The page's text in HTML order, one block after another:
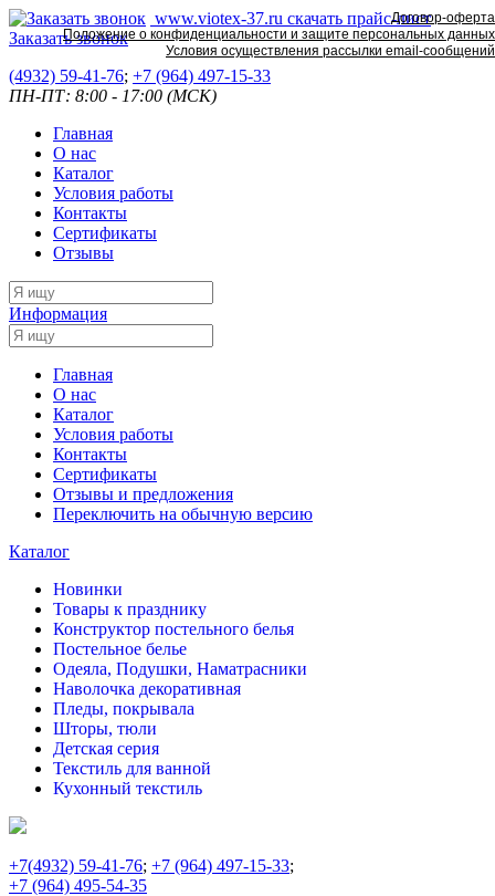
www.viotex-37.ru скачать прайс-лист
Заказать звонок
(4932) 59-41-76; +7 (964) 497-15-33
ПН-ПТ: 8:00 - 17:00 (МСК)
Главная
О нас
Каталог
Условия работы
Контакты
Сертификаты
Отзывы
Информация
Главная
О нас
Каталог
Условия работы
Контакты
Сертификаты
Отзывы и предложения
Переключить на обычную версию
Каталог
Новинки
Товары к празднику
Конструктор постельного белья
Постельное белье
Одеяла, Подушки, Наматрасники
Наволочка декоративная
Пледы, покрывала
Шторы, тюли
Детская серия
Текстиль для ванной
Кухонный текстиль
+7(4932) 59-41-76; +7 (964) 497-15-33;
+7 (964) 495-54-35
Договор-оферта
Положение о конфиденциальности и защите персональных данных
Условия осуществления рассылки email-сообщений